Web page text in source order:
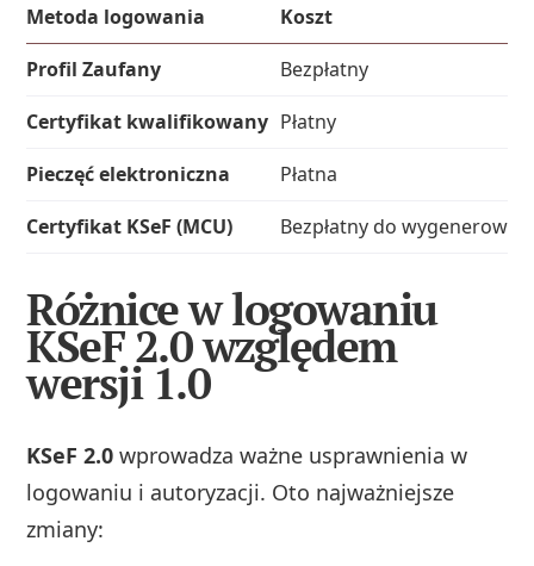
Metoda logowania
Koszt
Profil Zaufany
Bezpłatny
Certyfikat kwalifikowany Płatny
Pieczęć elektroniczna
Płatna
Certyfikat KSeF (MCU)
Bezpłatny do
Różnice w logowaniu
KSeF 2.0 względem
wersji 1.0
KSeF 2.0 wprowadza ważne usprawnienia w
logowaniu i autoryzacji. Oto najważniejsze
zmiany: